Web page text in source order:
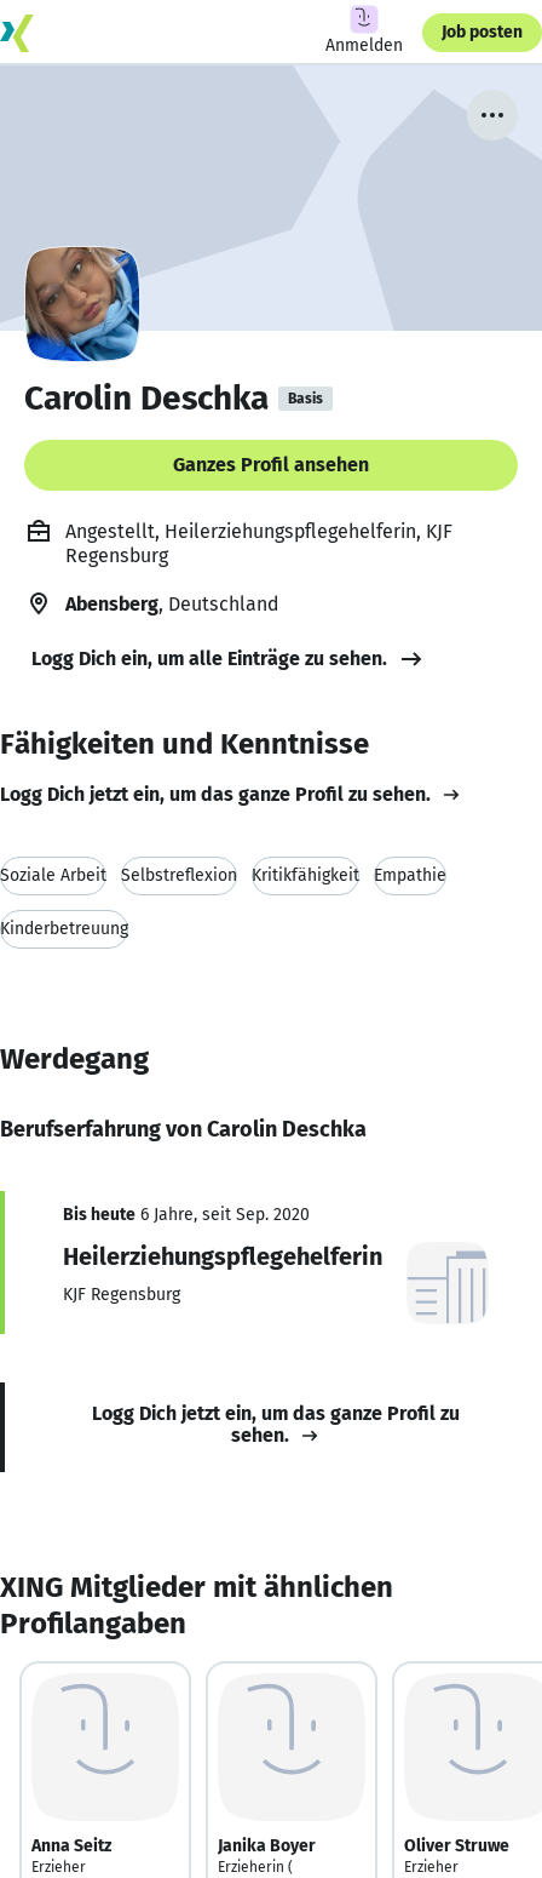
Anmelden
Job posten
Carolin Deschka Basis
Ganzes Profil ansehen
Angestellt, Heilerziehungspflegehelferin, KJF
Regensburg
Abensberg, Deutschland
Logg Dich ein, um alle Einträge zu sehen.
Fähigkeiten und Kenntnisse
Logg Dich jetzt ein, um das ganze Profil zu sehen.
Soziale Arbeit Selbstreflexion Kritikfähigkeit Empathie
Kinderbetreuung
Werdegang
Berufserfahrung von Carolin Deschka
Bis heute 6 Jahre, seit Sep. 2020
Heilerziehungspflegehelferin
KJF Regensburg
Logg Dich jetzt ein, um das ganze Profil zu
sehen.
XING Mitglieder mit ähnlichen
Profilangaben
Anna Seitz
Erzieher
Janika Boyer
Erzieherin (
Oliver Struwe
Erzieher